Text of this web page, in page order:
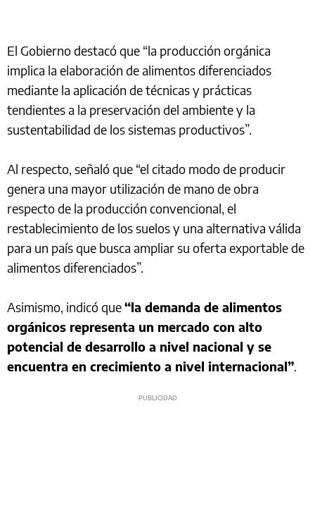
El Gobierno destacó que “la producción orgánica
implica la elaboración de alimentos diferenciados
mediante la aplicación de técnicas y prácticas
tendientes a la preservación del ambiente y la
sustentabilidad de los sistemas productivos”.
Al respecto, señaló que “el citado modo de producir
genera una mayor utilización de mano de obra
respecto de la producción convencional, el
restablecimiento de los suelos y una alternativa válida
para un país que busca ampliar su oferta exportable de
alimentos diferenciados”.
Asimismo, indicó que“la demanda de alimentos
orgánicos representa un mercado con alto
potencial de desarrollo a nivel nacional y se
encuentra en crecimiento a nivel internacional”.